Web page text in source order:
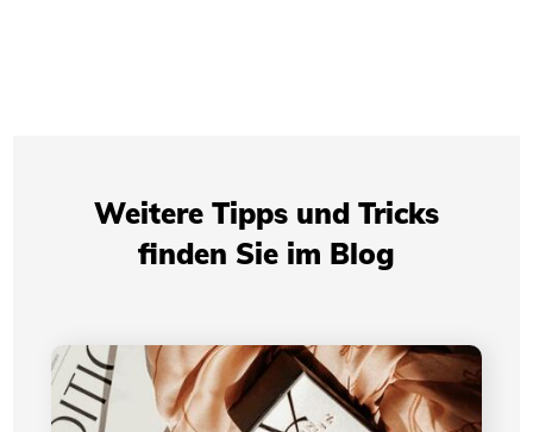
Weitere Tipps und Tricks
finden Sie im Blog
Die Entwicklung des Logos von Yves Saint
Laurent